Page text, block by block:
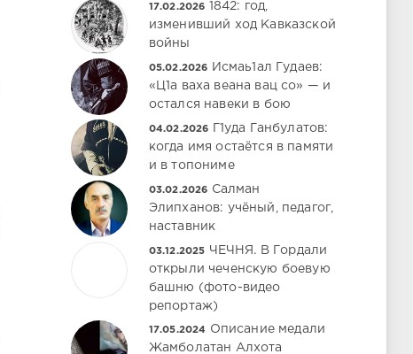
17.02.2026 1842: год,
изменивший ход Кавказской
войны
05.02.2026
Исмаь1ал Гудаев:
«Ц1а ваха веана вац со» — и
остался навеки в бою
04.02.2026
Г1уда Ганбулатов:
когда имя остаётся в памяти
и в топониме
03.02.2026 Салман
Элипханов: учёный, педагог,
наставник
03.12.2025 ЧЕЧНЯ. В Гордали
открыли чеченскую боевую
башню (фото-видео
репортаж)
17.05.2024 Описание медали
Жамболатан Алхота